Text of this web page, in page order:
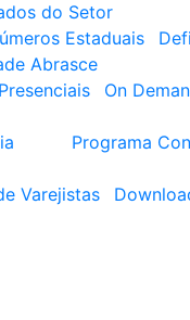
do Setor
Estaduais
Abrasce
On
Programa
Varejistas